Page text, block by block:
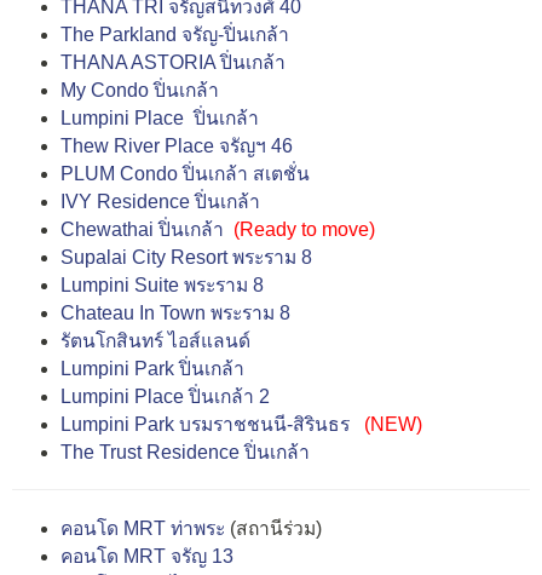
THANA TRI จรัญสนิทวงศ์ 40
The Parkland จรัญ-ปิ่นเกล้า
THANA ASTORIA ปิ่นเกล้า
My Condo ปิ่นเกล้า
Lumpini Place ปิ่นเกล้า
Thew River Place จรัญฯ 46
PLUM Condo ปิ่นเกล้า สเตชั่น
IVY Residence ปิ่นเกล้า
Chewathai ปิ่นเกล้า (Ready to move)
Supalai City Resort พระราม 8
Lumpini Suite พระราม 8
Chateau In Town พระราม 8
รัตนโกสินทร์ ไอส์แลนด์
Lumpini Park ปิ่นเกล้า
Lumpini Place ปิ่นเกล้า 2
Lumpini Park บรมราชชนนี-สิรินธร
(NEW)
The Trust Residence ปิ่นเกล้า
คอนโด MRT ท่าพระ (สถานีร่วม)
คอนโด MRT จรัญ 13